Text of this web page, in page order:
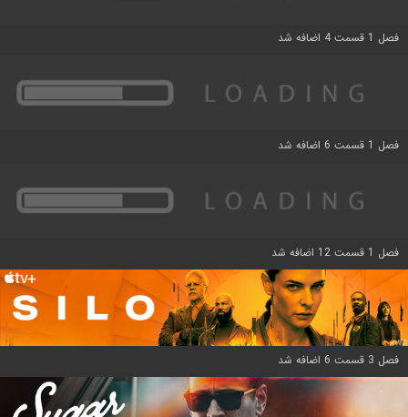
فصل 1 قسمت 4 اضافه شد
فصل 1 قسمت 6 اضافه شد
فصل 1 قسمت 12 اضافه شد
فصل 3 قسمت 6 اضافه شد